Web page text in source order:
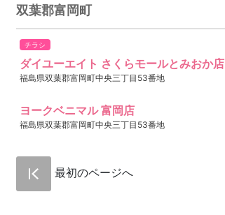
双葉郡富岡町
チラシ
ダイユーエイト さくらモールとみおか店
福島県双葉郡富岡町中央三丁目53番地
ヨークベニマル 富岡店
福島県双葉郡富岡町中央三丁目53番地
最初のページへ